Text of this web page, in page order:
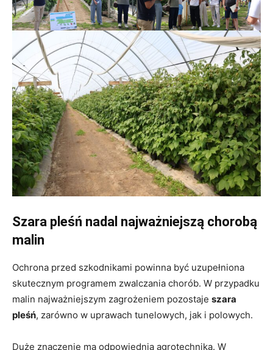
Szara pleśń nadal najważniejszą chorobą
malin
Ochrona przed szkodnikami powinna być uzupełniona
skutecznym programem zwalczania chorób. W przypadku
malin najważniejszym zagrożeniem pozostaje szara
pleśń, zarówno w uprawach tunelowych, jak i polowych.
Duże znaczenie ma odpowiednia agrotechnika. W